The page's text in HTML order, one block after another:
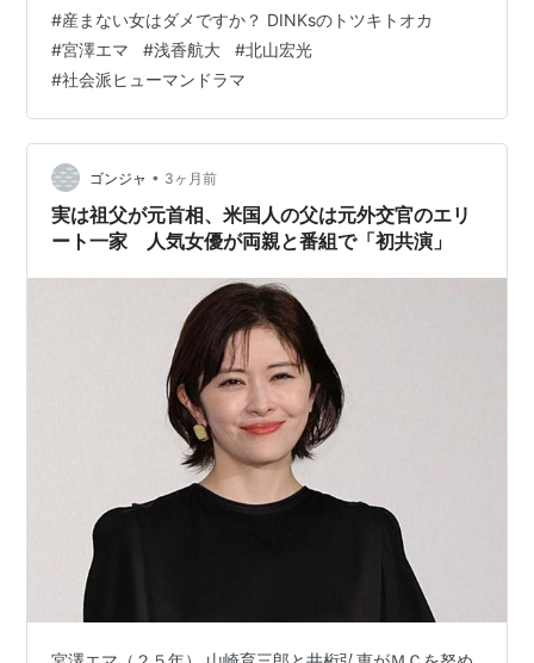
子マンガ『DINKsのトツキトオカ 「産まない女」はダメ
ですか？』です。共働きで子どもを持たない夫婦、いわ
ゆるDINKsとして生きてきた金沢アサと哲也。しかし、
予期せぬ妊娠をきっかけに、2人の関係は大きく崩れてい
きます。 ドラマの見どころ この作品の見どころは、「産
む」「産まない」という…
#産まない女はダメですか？ DINKsのトツキトオカ
#宮澤エマ #浅香航大 #北山宏光
#社会派ヒューマンドラマ
ゴンジャ • 3ヶ月前
実は祖父が元首相、米国人の父は元外交官のエリ
ート一家 人気女優が両親と番組で「初共演」